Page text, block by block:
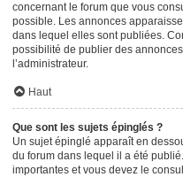
concernant le forum que vous
possible. Les annonces
dans lequel elles sont publiées.
possibilité de publier des
l’administrateur.
Haut
Que sont les sujets épinglés ?
Un sujet épinglé apparaît en
du forum dans lequel il a été
importantes et vous devez le